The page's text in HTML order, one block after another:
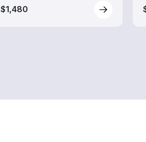
$1,480